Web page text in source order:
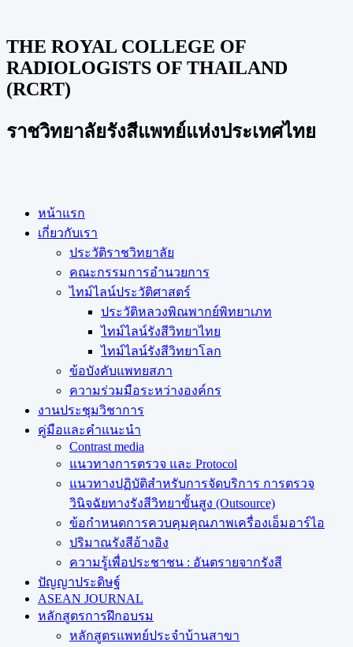
THE ROYAL COLLEGE OF
RADIOLOGISTS OF THAILAND
(RCRT)
ราชวิทยาลัยรังสีแพทย์แห่งประเทศไทย
หน้าแรก
เกี่ยวกับเรา
ประวัติราชวิทยาลัย
คณะกรรมการอำนวยการ
ไทม์ไลน์ประวัติศาสตร์
ประวัติหลวงพิณพากย์พิทยาเภท
ไทม์ไลน์รังสีวิทยาไทย
ไทม์ไลน์รังสีวิทยาโลก
ข้อบังคับแพทยสภา
ความร่วมมือระหว่างองค์กร
งานประชุมวิชาการ
คู่มือและคำแนะนำ
Contrast media
แนวทางการตรวจ และ Protocol
แนวทางปฏิบัติสำหรับการจัดบริการ การตรวจ
วินิจฉัยทางรังสีวิทยาขั้นสูง (Outsource)
ข้อกำหนดการควบคุมคุณภาพเครื่องเอ็มอาร์ไอ
ปริมาณรังสีอ้างอิง
ความรู้เพื่อประชาชน : อันตรายจากรังสี
ปัญญาประดิษฐ์
ASEAN JOURNAL
หลักสูตรการฝึกอบรม
หลักสูตรแพทย์ประจำบ้านสาขา